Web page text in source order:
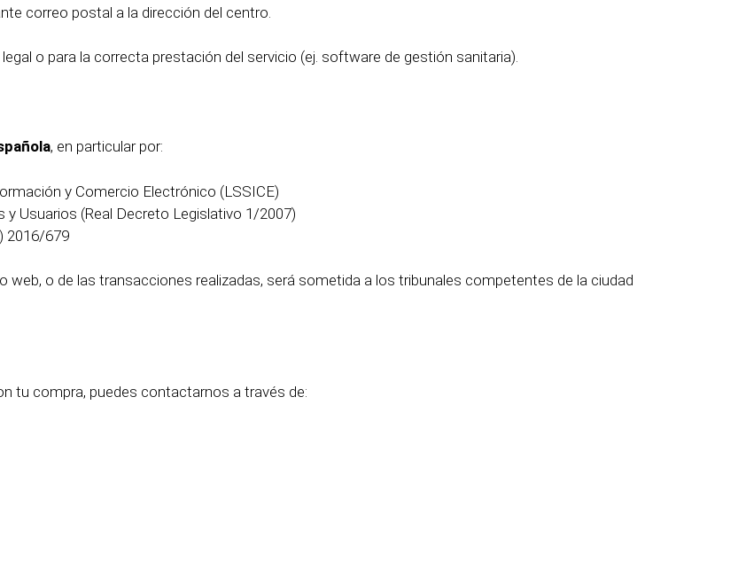
correo postal a la dirección del centro.
o para la correcta prestación del servicio (ej. software de gestión sanitaria).
, en particular por:
y Comercio Electrónico (LSSICE)
y Usuarios (Real Decreto Legislativo 1/2007)
2016/679
web, o de las transacciones realizadas, será sometida a los tribunales competentes de la ciudad
tu compra, puedes contactarnos a través de: